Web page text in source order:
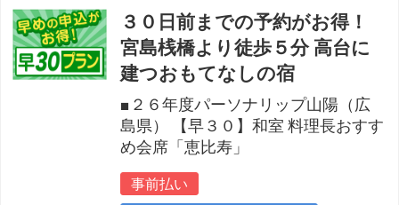
３０日前までの予約がお得！
宮島桟橋より徒歩５分 高台に
建つおもてなしの宿
■２６年度パーソナリップ山陽（広
島県） 【早３０】和室 料理長おすす
め会席「恵比寿」
事前払い